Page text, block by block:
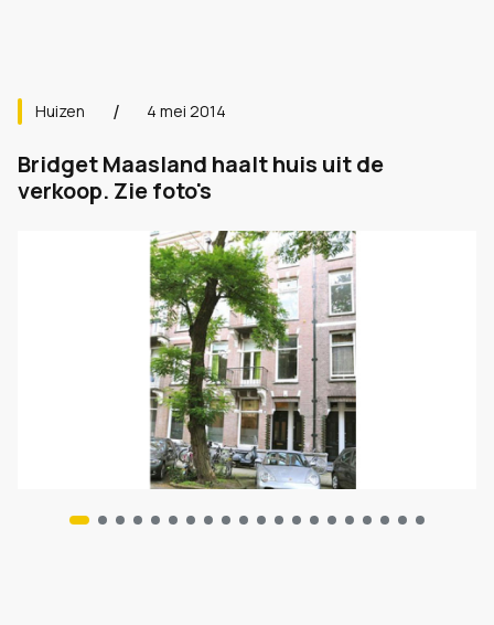
Huizen 4 mei 2014
Bridget Maasland haalt huis uit de
verkoop. Zie foto's